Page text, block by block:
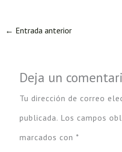
o
k
er l
p
← Entrada anterior
Deja un
Tu dirección de correo
publicada. Los campos
marcados con *